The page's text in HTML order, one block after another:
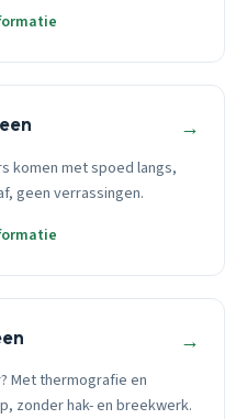
→
komen met spoed langs,
geen verrassingen.
→
Met thermografie en
zonder hak- en breekwerk.